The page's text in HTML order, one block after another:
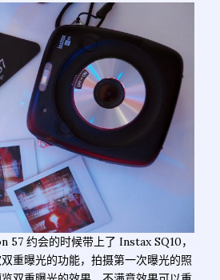
57 约会的时候带上了 Instax SQ10，
重曝光的功能，拍摄第一次曝光的照